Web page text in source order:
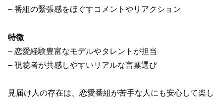
– 番組の緊張感をほぐすコメントやリアクション
特徴
– 恋愛経験豊富なモデルやタレントが担当
– 視聴者が共感しやすいリアルな言葉選び
見届け人の存在は、恋愛番組が苦手な人にも安心して楽し